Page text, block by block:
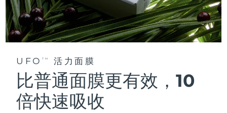
UFO TM 活力面膜
比普通面膜更有效，10
倍快速吸收